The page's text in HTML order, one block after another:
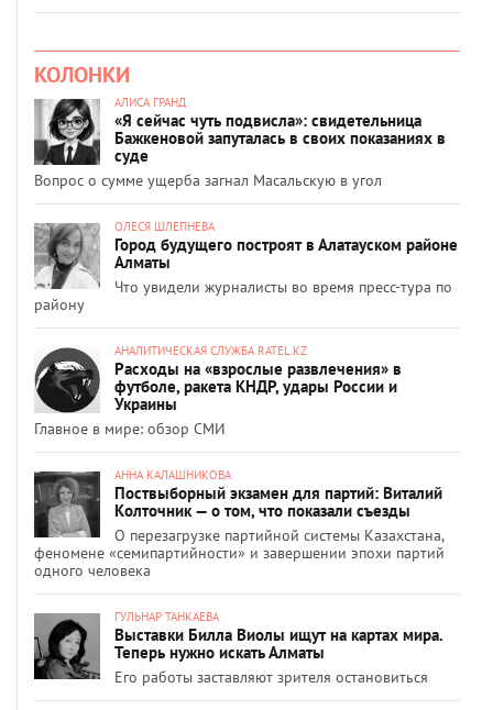
КОЛОНКИ
АЛИСА ГРАНД
«Я сейчас чуть подвисла»: свидетельница
Бажкеновой запуталась в своих показаниях в
суде
Вопрос о сумме ущерба загнал Масальскую в угол
ОЛЕСЯ ШЛЕПНЕВА
Город будущего построят в Алатауском районе
Алматы
Что увидели журналисты во время пресс-тура по
району
АНАЛИТИЧЕСКАЯ СЛУЖБА RATEL.KZ
Расходы на «взрослые развлечения» в
футболе, ракета КНДР, удары России и
Украины
Главное в мире: обзор СМИ
АННА КАЛАШНИКОВА
Поствыборный экзамен для партий: Виталий
Колточник — о том, что показали съезды
О перезагрузке партийной системы Казахстана,
феномене «семипартийности» и завершении эпохи партий
одного человека
ГУЛЬНАР ТАНКАЕВА
Выставки Билла Виолы ищут на картах мира.
Теперь нужно искать Алматы
Его работы заставляют зрителя остановиться